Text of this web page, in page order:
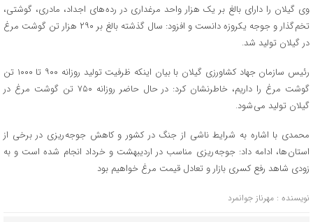
وی گیلان را دارای بالغ بر یک هزار واحد مرغداری در رده های اجداد، مادری، گوشتی،
تخم گذار و جوجه یکروزه دانست و افزود: سال گذشته بالغ بر ۲۹۰ هزار تن گوشت مرغ
در گیلان تولید شد.
رئیس سازمان جهاد کشاورزی گیلان با بیان اینکه ظرفیت تولید روزانه ۹۰۰ تا ۱۰۰۰ تن
گوشت مرغ را داریم، خاطرنشان کرد: در حال حاضر روزانه ۷۵۰ تن گوشت مرغ در
گیلان تولید می شود.
محمدی با اشاره به شرایط ناشی از جنگ در کشور و کاهش جوجه ریزی در برخی از
استان ها، ادامه داد: جوجه ریزی مناسب در اردیبهشت و خرداد انجام شده است و به
زودی شاهد رفع کسری بازار و تعادل قیمت مرغ خواهیم بود
نویسنده : مهرناز جوانمرد